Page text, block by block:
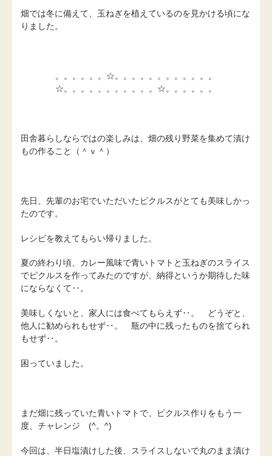
畑では冬に備えて、玉ねぎを植えているのを見かける頃にな
りました。
。。。。。。☆。。。。。。。。。。。。
☆。。。。。。。。。。。☆。。。。。。
田舎暮らしならではの楽しみは、畑の残り野菜を集めて漬け
もの作ること（＾ｖ＾）
先日、先輩のお宅でいただいたピクルスがとても美味しかっ
たのです。
レシピを教えてもらい帰りました。
夏の終わり頃、カレー風味で青いトマトと玉ねぎのスライス
でピクルスを作ってみたのですが、納得というか期待した味
にならなくて‥。
美味しくないと、家人には食べてもらえず‥。 どうぞと、
他人に勧められもせず‥。 瓶の中に残ったものを捨てられ
もせず‥。
困っていました。
まだ畑に残っていた青いトマトで、ピクルス作りをもう一
度、チャレンジ (^。^)
今回は、半日塩漬けした後、スライスしないで丸のまま漬け